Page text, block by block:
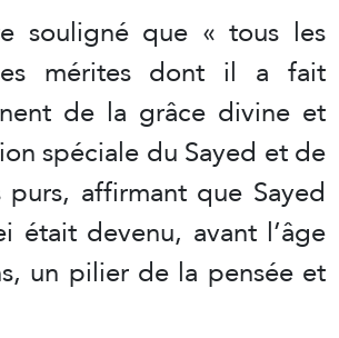
souligné que « tous les
mérites dont il a fait
de la grâce divine et
spéciale du Sayed et de
purs, affirmant que Sayed
était devenu, avant l’âge
un pilier de la pensée et